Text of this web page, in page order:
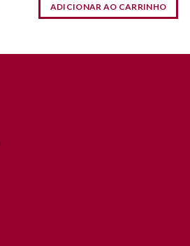
ADICIONAR AO CARRINHO